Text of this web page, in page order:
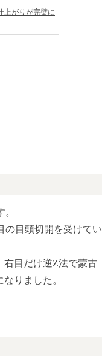
上がりが完璧に
の目頭切開を受けてい
右目だけ逆Z法で蒙古
りました。